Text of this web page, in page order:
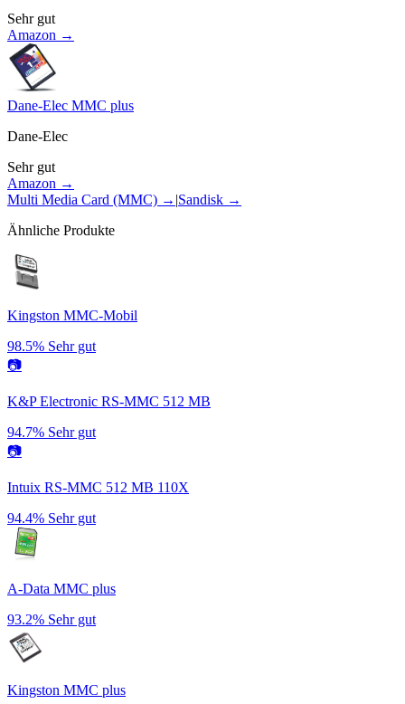
Sehr gut
Amazon →
Dane-Elec MMC plus
Dane-Elec
Sehr gut
Amazon →
Multi Media Card (MMC) → |Sandisk →
Ähnliche Produkte
Kingston MMC-Mobil
98.5% Sehr gut
📷
K&P Electronic RS-MMC 512 MB
94.7% Sehr gut
📷
Intuix RS-MMC 512 MB 110X
94.4% Sehr gut
A-Data MMC plus
93.2% Sehr gut
Kingston MMC plus